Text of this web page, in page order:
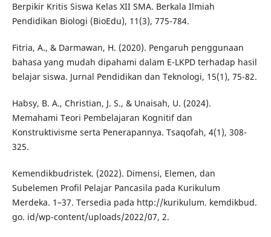
Berpikir Kritis Siswa Kelas XII SMA. Berkala Ilmiah
Pendidikan Biologi (BioEdu), 11(3), 775-784.
Fitria, A., & Darmawan, H. (2020). Pengaruh penggunaan
bahasa yang mudah dipahami dalam E-LKPD terhadap hasil
belajar siswa. Jurnal Pendidikan dan Teknologi, 15(1), 75-82.
Habsy, B. A., Christian, J. S., & Unaisah, U. (2024).
Memahami Teori Pembelajaran Kognitif dan
Konstruktivisme serta Penerapannya. Tsaqofah, 4(1), 308-
325.
Kemendikbudristek. (2022). Dimensi, Elemen, dan
Subelemen Profil Pelajar Pancasila pada Kurikulum
Merdeka. 1–37. Tersedia pada http://kurikulum. kemdikbud.
go. id/wp-content/uploads/2022/07, 2.